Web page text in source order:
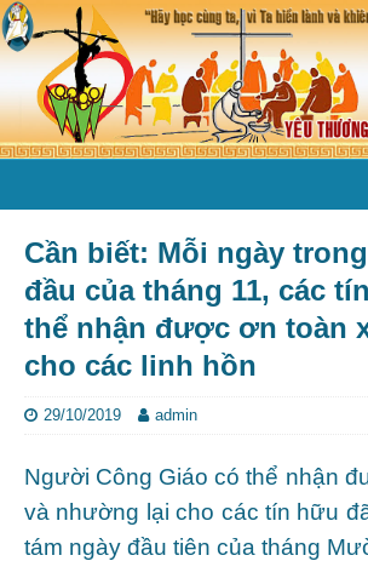
Cần biết: Mỗi ngày
đầu của tháng 11, các
thể nhận được ơn toàn
cho các linh hồn
29/10/2019 admin
Người Công Giáo có thể nhận
và nhường lại cho các tín hữu
tám ngày đầu tiên của tháng